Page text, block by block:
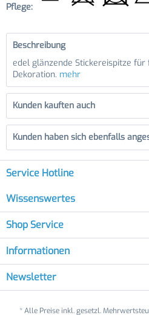
Pflege:
Beschreibung
edel glänzende Stickereispitze für
Dekoration. mehr
Kunden kauften auch
Kunden haben sich ebenfalls
Service Hotline
Wissenswertes
Shop Service
Informationen
Newsletter
* Alle Preise inkl. gesetzl.